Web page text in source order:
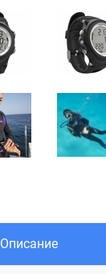
Описание